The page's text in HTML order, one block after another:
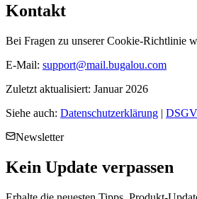
Kontakt
Bei Fragen zu unserer Cookie-Richtlinie
E-Mail: support@mail.bugalou.com
Zuletzt aktualisiert: Januar 2026
Siehe auch: Datenschutzerklärung |
Newsletter
Kein Update verpassen